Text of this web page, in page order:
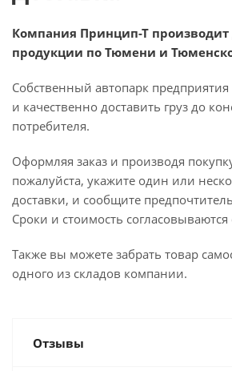
Компания Принцип-Т производит
продукции по Тюмени и
Собственный автопарк предприятия
и качественно доставить груз до
потребителя.
Оформляя заказ и производя
пожалуйста, укажите один или
доставки, и сообщите
Сроки и стоимость
Также вы можете забрать товар
одного из складов компании.
Отзывы